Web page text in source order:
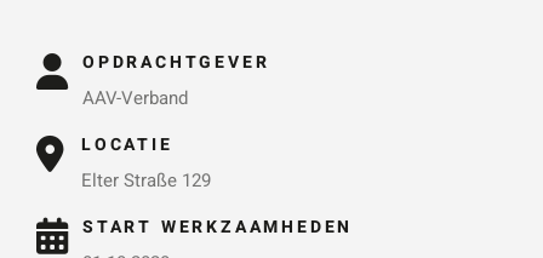
Vraag of opmerking
OPDRACHTGEVER
AAV-Verband
LOCATIE
Elter Straße 129
START WERKZAAMHEDEN